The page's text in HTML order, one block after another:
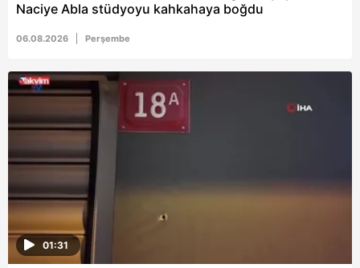
Naciye Abla stüdyoyu kahkahaya boğdu
06.08.2026 Perşembe
01:31